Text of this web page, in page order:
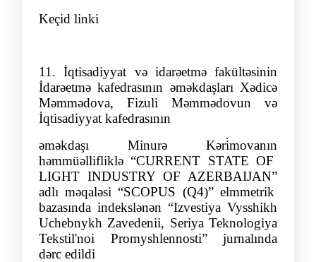
Keçid linki
11. İqtisadiyyat və idarəetmə fakültəsinin
İdarəetmə kafedrasının əməkdaşları Xədicə
Məmmədova, Fizuli Məmmədovun və
İqtisadiyyat kafedrasının
əməkdaşı Minurə Kəri̇movаnın
həmmüəllifliklə “CURRENT STATE OF
LIGHT INDUSTRY OF AZERBAIJAN”
adlı məqaləsi “SCOPUS (Q4)” elmmetrik
bazasında indekslənən “Izvestiya Vysshikh
Uchebnykh Zavedenii, Seriya Teknologiya
Tekstil'noi Promyshlennosti”
jurnalında
dərc edildi